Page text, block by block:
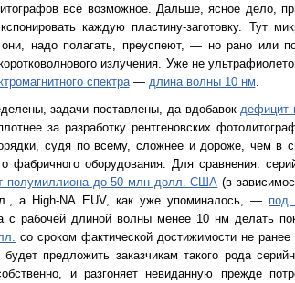
всё возможное. Дальше, ясное дело,
каждую пластину-заготовку. Тут
надо полагать, преуспеют, — но рано или
излучения. Уже не
спектра— длина волны 10 нм
задачи поставлены, да вдобавок дефицит
за разработку рентгеновских
судя по всему, сложнее и дороже, чем в
фабричного оборудования. Для сравнения:
полумиллиона до 50 млн долл. США (в
а High-NA EUV, как уже упоминалось, — под
с рабочей длиной волны менее 10 нм делать
со сроком фактической достижимости не
будет предложить заказчикам такого рода
и разгоняет невиданную прежде